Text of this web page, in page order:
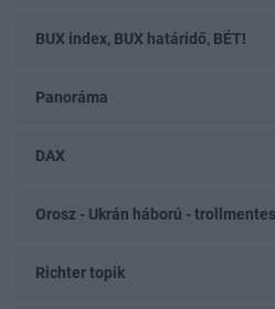
BUX index, BUX határidő, BÉT!
Panoráma
DAX
Richter topik